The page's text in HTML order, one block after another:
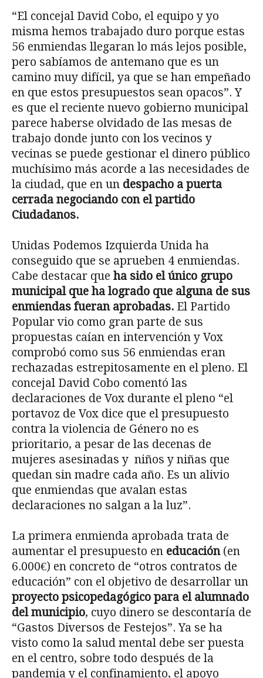
“El concejal David Cobo, el equipo y yo
misma hemos trabajado duro porque estas
56 enmiendas llegaran lo más lejos posible,
pero sabíamos de antemano que es un
camino muy difícil, ya que se han empeñado
en que estos presupuestos sean opacos”. Y
es que el reciente nuevo gobierno municipal
parece haberse olvidado de las mesas de
trabajo donde junto con los vecinos y
vecinas se puede gestionar el dinero público
muchísimo más acorde a las necesidades de
la ciudad, que en un despacho a puerta
cerrada negociando con el partido
Ciudadanos.
Unidas Podemos Izquierda Unida ha
conseguido que se aprueben 4 enmiendas.
Cabe destacar que ha sido el único grupo
municipal que ha logrado que alguna de sus
enmiendas fueran aprobadas. El Partido
Popular vio como gran parte de sus
propuestas caían en intervención y Vox
comprobó como sus 56 enmiendas eran
rechazadas estrepitosamente en el pleno. El
concejal David Cobo comentó las
declaraciones de Vox durante el pleno “el
portavoz de Vox dice que el presupuesto
contra la violencia de Género no es
prioritario, a pesar de las decenas de
mujeres asesinadas y niños y niñas que
quedan sin madre cada año. Es un alivio
que enmiendas que avalan estas
declaraciones no salgan a la luz”.
La primera enmienda aprobada trata de
aumentar el presupuesto en educación(en
6.000€) en concreto de “otros contratos de
educación” con el objetivo de desarrollar un
proyecto psicopedagógico para el alumnado
del municipio, cuyo dinero se descontaría de
“Gastos Diversos de Festejos”. Ya se ha
visto como la salud mental debe ser puesta
en el centro, sobre todo después de la
pandemia y el confinamiento, el apoyo